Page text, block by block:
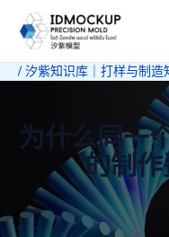
容
/ 汐紫知识库｜打样与制造
为什么同一
的制作